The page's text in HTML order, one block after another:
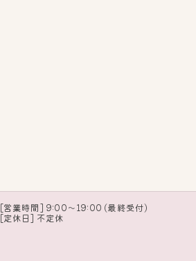
[営業時間] 9:00～19:00 (最終受付)
[定休日] 不定休